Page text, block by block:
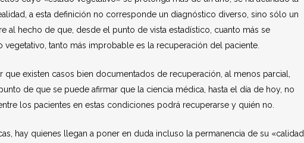
a esta definición no corresponde un diagnóstico diverso, sino sólo un
al hecho de que, desde el punto de vista estadístico, cuanto más se
tanto más improbable es la recuperación del paciente.
existen casos bien documentados de recuperación, al menos parcial,
de que se puede afirmar que la ciencia médica, hasta el día de hoy, no
los pacientes en estas condiciones podrá recuperarse y quién no.
hay quienes llegan a poner en duda incluso la permanencia de su «calidad